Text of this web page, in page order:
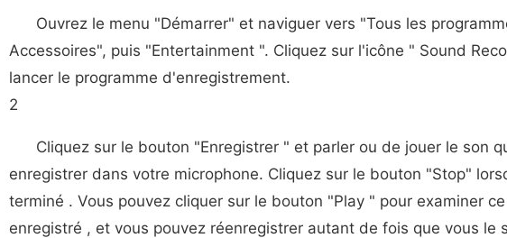
Ouvrez le menu "Démarrer" et naviguer vers "Tous les
Accessoires", puis "Entertainment ". Cliquez sur l'icône " Sound
lancer le programme d'enregistrement.
2
Cliquez sur le bouton "Enregistrer " et parler ou de jouer le son
enregistrer dans votre microphone. Cliquez sur le bouton "Stop"
terminé . Vous pouvez cliquer sur le bouton "Play " pour examiner
enregistré , et vous pouvez réenregistrer autant de fois que vous le